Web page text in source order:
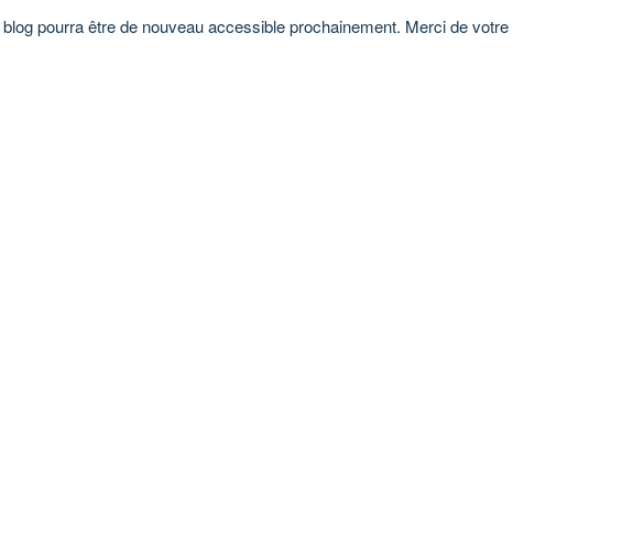
pourra être de nouveau accessible prochainement. Merci de votre